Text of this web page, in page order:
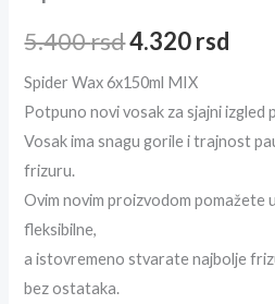
5.400rsd4.320rsd
Spider Wax 6x150ml MIX
Potpuno novi vosak za sjajni izgled
Vosak ima snagu gorile i trajnost
frizuru.
Ovim novim proizvodom pomažete
fleksibilne,
a istovremeno stvarate najbolje
bez ostataka.